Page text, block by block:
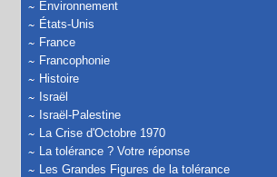
Environnement
États-Unis
France
Francophonie
Histoire
Israël
Israël-Palestine
La Crise d'Octobre 1970
La tolérance ? Votre réponse
Les Grandes Figures de la tolérance